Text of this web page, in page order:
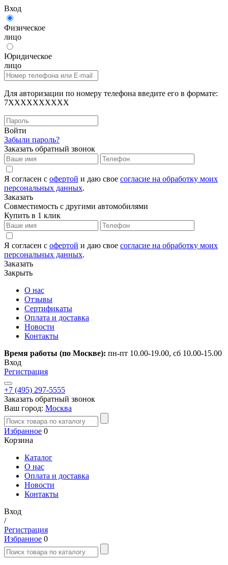
Вход
Физическое
лицо
Юридическое
лицо
Для авторизации по номеру телефона введите его в формате:
7XXXXXXXXXX
Войти
Забыли пароль?
Заказать обратный звонок
Я согласен с офертой и даю свое согласие на обработку моих
персональных данных.
Заказать
Совместимость с другими автомобилями
Купить в 1 клик
Я согласен с офертой и даю свое согласие на обработку моих
персональных данных.
Заказать
Закрыть
О нас
Отзывы
Сертификаты
Оплата и доставка
Новости
Контакты
Время работы (по Москве): пн-пт 10.00-19.00, сб 10.00-15.00
Вход
Регистрация
+7 (495) 297-5555
Заказать обратный звонок
Ваш город: Москва
Избранное 0
Корзина
Каталог
О нас
Оплата и доставка
Новости
Контакты
Вход
/
Регистрация
Избранное 0